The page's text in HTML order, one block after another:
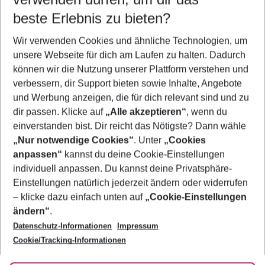
5-8 Nächte
2 Erwachsene Keine Kinder
Mehr Filter anzeigen
Footer
Footer navigation
Über uns
AGB
Bestpreisgarantie
Cookie-Einstellungen ändern
Cookie-Richtlinie
Agenturbetreuung
Barrierefreies Reisen
Folge uns
beste Erlebnis zu bieten?
Wir verwenden Cookies und ähnliche Technologien, um
unsere Webseite für dich am Laufen zu halten. Dadurch
können wir die Nutzung unserer Plattform verstehen und
verbessern, dir Support bieten sowie Inhalte, Angebote
und Werbung anzeigen, die für dich relevant sind und zu
dir passen. Klicke auf „Alle akzeptieren“, wenn du
einverstanden bist. Dir reicht das Nötigste? Dann wähle
„Nur notwendige Cookies“. Unter „Cookies
anpassen“ kannst du deine Cookie-Einstellungen
individuell anpassen. Du kannst deine Privatsphäre-
Einstellungen natürlich jederzeit ändern oder widerrufen
– klicke dazu einfach unten auf „Cookie-Einstellungen
ändern“.
Datenschutz-Informationen
Impressum
Cookie/Tracking-Informationen